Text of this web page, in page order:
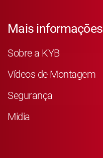
Mais informações
Sobre a KYB
Vídeos de Montagem
Segurança
Midia